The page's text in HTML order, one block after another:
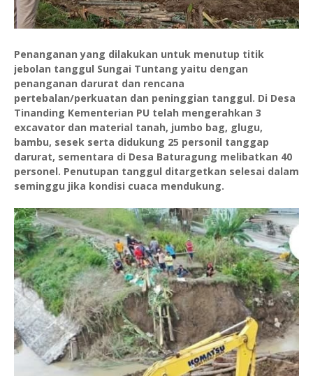
Penanganan yang dilakukan untuk menutup titik
jebolan tanggul Sungai Tuntang yaitu dengan
penanganan darurat dan rencana
pertebalan/perkuatan dan peninggian tanggul. Di Desa
Tinanding Kementerian PU telah mengerahkan 3
excavator dan material tanah, jumbo bag, glugu,
bambu, sesek serta didukung 25 personil tanggap
darurat, sementara di Desa Baturagung melibatkan 40
personel. Penutupan tanggul ditargetkan selesai dalam
seminggu jika kondisi cuaca mendukung.